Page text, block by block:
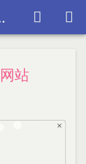
weeping~  
站